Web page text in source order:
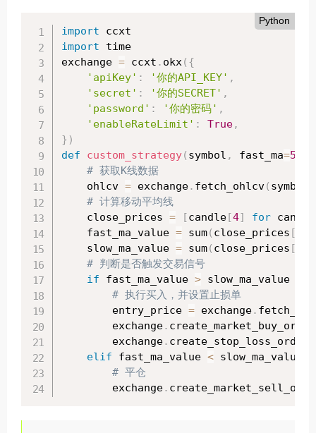
Python
import
import time
exchange = ccxt . okx( {
'apiKey' : '你的API_KEY' ,
'secret' : '你的SECRET' ,
'password' : '你的密码' ,
'enableRateLimit' : True,
} )
def
custom_strategy( symbol , fast_ma=5
# 获取K线数据
    ohlcv
= exchange. fetch_ohlcv( symbol
# 计算移动平均线
    close_prices
= [candle[4] for
    fast_ma_value
= sum( close_prices [
    slow_ma_value
= sum( close_prices [
# 判断是否触发交易信号
if fast_ma_value > slow_ma_value
# 执行买入，并设置止损单
        entry_price
= exchange.
        exchange
. create_market_buy_order
        exchange
. create_stop_loss_order
elif fast_ma_value < slow_ma_value
# 平仓
        exchange
.